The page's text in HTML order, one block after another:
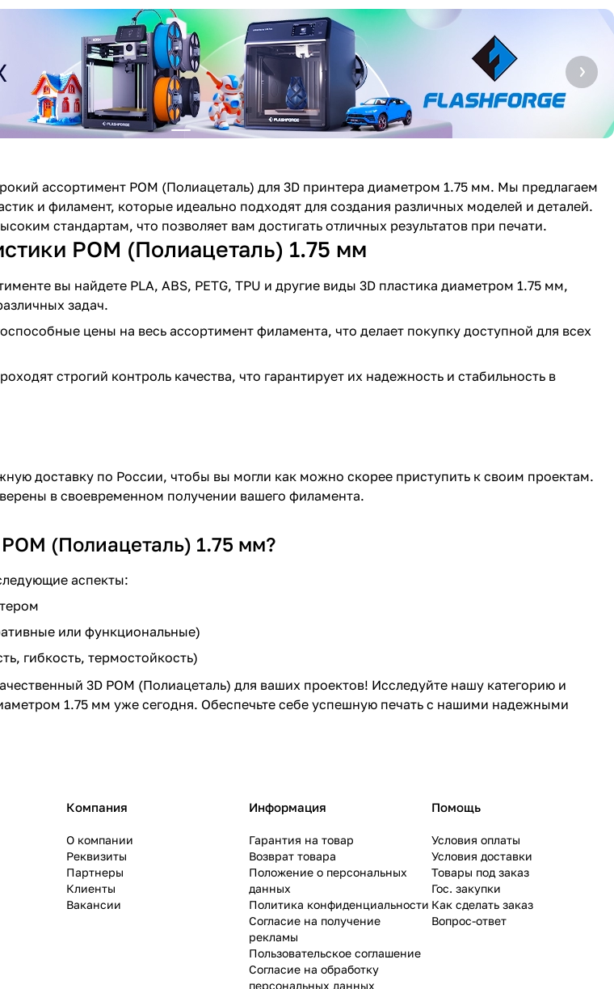
ассортимент POM (Полиацеталь) для 3D принтера диаметром 1.75 мм. Мы предлагаем
и филамент, которые идеально подходят для создания различных моделей и деталей.
стандартам, что позволяет вам достигать отличных результатов при печати.
POM (Полиацеталь) 1.75 мм
вы найдете PLA, ABS, PETG, TPU и другие виды 3D пластика диаметром 1.75 мм,
задач.
цены на весь ассортимент филамента, что делает покупку доступной для всех
строгий контроль качества, что гарантирует их надежность и стабильность в
доставку по России, чтобы вы могли как можно скорее приступить к своим проектам.
в своевременном получении вашего филамента.
(Полиацеталь) 1.75 мм?
аспекты:
или функциональные)
гибкость, термостойкость)
3D POM (Полиацеталь) для ваших проектов! Исследуйте нашу категорию и
1.75 мм уже сегодня. Обеспечьте себе успешную печать с нашими надежными
Компания
О компании
Реквизиты
Партнеры
Клиенты
Вакансии
Информация
Гарантия на товар
Возврат товара
Положение о персональных
данных
Политика конфиденциальности
Согласие на получение
рекламы
Пользовательское соглашение
Согласие на обработку
персональных данных
Помощь
Условия оплаты
Условия доставки
Товары под заказ
Гос. закупки
Как сделать заказ
Вопрос-ответ